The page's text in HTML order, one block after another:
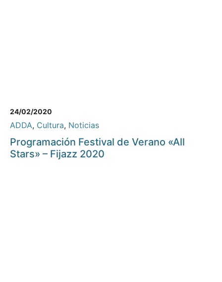
24/02/2020
ADDA, Cultura, Noticias
Programación Festival de Verano «All
Stars» – Fijazz 2020